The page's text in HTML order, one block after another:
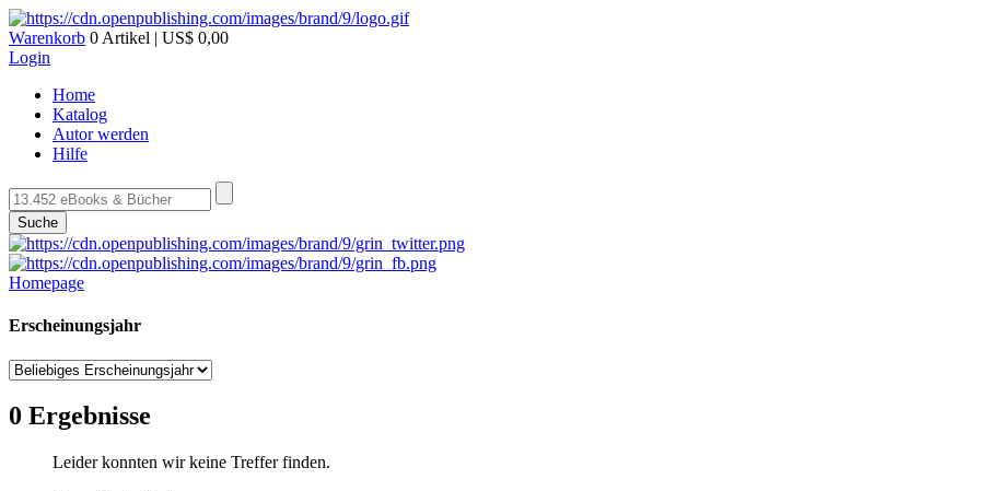
Warenkorb 0 Artikel | US$ 0,00
Login
Home
Katalog
Autor werden
Hilfe
Suche
Homepage
Erscheinungsjahr
0 Ergebnisse
Leider konnten wir keine Treffer finden.